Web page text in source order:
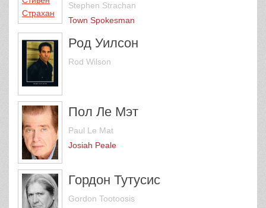
Stephen Strachan
Town Spokesman
Род Уилсон
Rod Wilson
Пол Ле Мэт
Paul Le Mat
Josiah Peale
Гордон Тутусис
Gordon Tootoosis